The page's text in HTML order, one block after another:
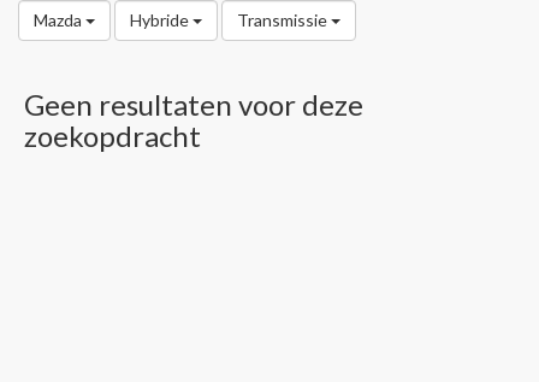
Mazda Hybride Transmissie
Geen resultaten voor deze
zoekopdracht